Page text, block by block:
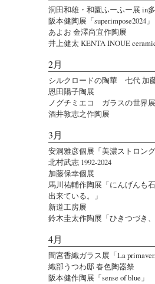
洞田和雄・和園ふーふー展 in
阪本健陶展「superimpose2024」
あよお 金澤尚宜作陶展
井上健太 KENTA INOUE
2月
シルクロードの陶華 七代 加
恩田陽子陶展
ノグチミエコ ガラスの世界
酒井敦志之作陶展
3月
安洞雅彦個展「美濃ストロン
北村武志 1992-2024
加藤保幸個展
馬川祐輔作陶展「にんげんも
出来ている。」
新道工房展
鈴木圭太作陶展「ひきつづき
4月
間宮香織ガラス展「La
織部うつわ邸 春色陶器祭
阪本健作陶展「sense of blue」